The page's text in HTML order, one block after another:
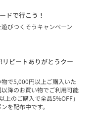
ドで行こう！
びつくそうキャンペーン
リピートありがとうクー
で5,000円以上ご購入いた
降のお買い物でご利用可能
上のご購入で全品5%OFF」
を配布中です。